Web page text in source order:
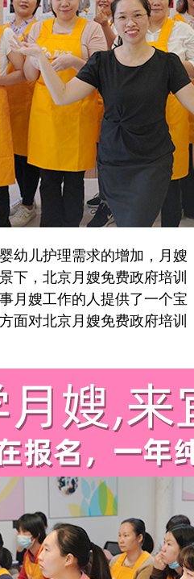
儿护理需求的增加，月嫂
下，北京月嫂免费政府培训
月嫂工作的人提供了一个宝
面对北京月嫂免费政府培训